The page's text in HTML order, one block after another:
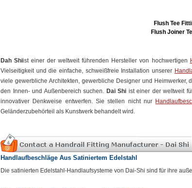
Flush Tee
Flush Joiner
Dah Shiist einer der weltweit führenden Hersteller von hochwertigen
Vielseitigkeit und die einfache, schweißfreie Installation unserer
viele gewerbliche Architekten, gewerbliche Designer und
den Innen- und Außenbereich suchen. Dai Shi ist einer der weltweit
innovativer Denkweise entwerfen. Sie stellen nicht nur
Geländerzubehörteil als Kunstwerk behandelt wird.
Handlaufbeschläge Aus Satiniertem Edelstahl
Die satinierten Edelstahl-Handlaufsysteme von Dai-Shi sind für ihre